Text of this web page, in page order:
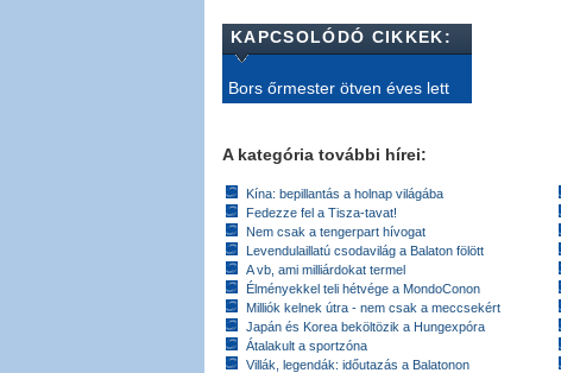
KAPCSOLÓDÓ CIKKEK:
Bors őrmester ötven éves lett
A kategória további hírei:
Kína: bepillantás a holnap világába
Fedezze fel a Tisza-tavat!
Nem csak a tengerpart hívogat
Levendulaillatú csodavilág a Balaton fölött
A vb, ami milliárdokat termel
Élményekkel teli hétvége a MondoConon
Milliók kelnek útra - nem csak a meccsekért
Japán és Korea beköltözik a Hungexpóra
Átalakult a sportzóna
Villák, legendák: időutazás a Balatonon